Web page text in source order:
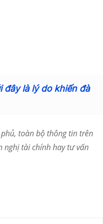
đây là lý do khiến đà
toàn bộ thông tin trên
nghị tài chính hay tư vấn